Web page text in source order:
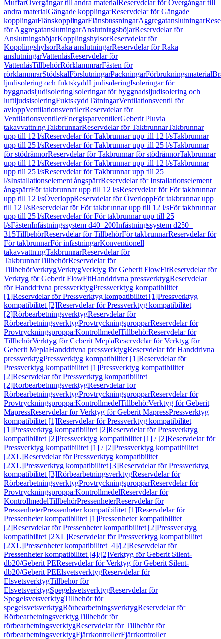
MuffarÖvergångar till andra materialReservdelar för Övergångar till
andra materialGängade kopplingarReservdelar för Gängade
kopplingarFlänskopplingarFlänsbussningarAggregatanslutningar
för AggregatanslutningarAnslutningsböjarReservdelar för
AnslutningsböjarKopplingshylsorReservdelar för
KopplingshylsorRaka anslutningarReservdelar för Raka
anslutningarVattenlåsReservdelar för
VattenlåsTillbehörRörklammrarFästen för
rörklammrarStödskalFörslutningarPackningarFörbrukningsmaterial
ljudisolering och fuktskyddLjudisoleringIsoleringar för
byggnadsljudisoleringIsoleringar för byggnadsljudisolering och
luftljudsisoleringFuktskyddTätningarVentilationsventil för
avloppVentilationsventilerReservdelar för
VentilationsventilerEnergisparventilerGeberit Pluvia
takavvattningTakbrunnarReservdelar för TakbrunnarTakbrunnar
upp till 12 l/sReservdelar för Takbrunnar upp till 12 l/sTakbrunnar
upp till 25 l/sReservdelar för Takbrunnar upp till 25 l/sTakbrunnar
för stödrännorReservdelar för Takbrunnar för stödrännorTakbrunnar
upp till 12 l/sReservdelar för Takbrunnar upp till 12 l/sTakbrunnar
upp till 25 l/sReservdelar för Takbrunnar upp till 25
l/sInstallationselement ångspärrReservdelar för Installationselement
ångspärrFör takbrunnar upp till 12 l/sReservdelar för För takbrunnar
upp till 12 l/sÖverloppReservdelar för ÖverloppFör takbrunnar upp
till 12 l/sReservdelar för För takbrunnar upp till 12 l/sFör takbrunnar
upp till 25 l/sReservdelar för För takbrunnar upp till 25
l/sFästenInfästningssystem d40–200Infästningssystem d250–
315TillbehörReservdelar för TillbehörFör takbrunnarReservdelar för
För takbrunnarFör infästningarKonventionell
takavvattningTakbrunnarReservdelar för
TakbrunnarTillbehörReservdelar för
TillbehörVerktygVerktygVerktyg för Geberit FlowFitReservdelar för
Verktyg för Geberit FlowFitHanddrivna pressverktygReservdelar
för Handdrivna pressverktygPressverktyg kompatibilitet
[1]Reservdelar för Pressverktyg kompatibilitet [1]Pressverktyg
kompatibilitet [2]Reservdelar för Pressverktyg kompatibilitet
[2]RörbearbetningsverktygReservdelar för
RörbearbetningsverktygProvtryckningspropparReservdelar för
ProvtryckningspropparKontrollmedelTillbehörReservdelar för
TillbehörVerktyg för Geberit MeplaReservdelar för Verktyg för
Geberit MeplaHanddrivna pressverktygReservdelar för Handdrivna
pressverktygPressverktyg kompatibilitet [1]Reservdelar för
Pressverktyg kompatibilitet [1]Pressverktyg kompatibilitet
[2]Reservdelar för Pressverktyg kompatibilitet
[2]RörbearbetningsverktygReservdelar för
RörbearbetningsverktygProvtryckningspropparReservdelar för
ProvtryckningspropparKontrollmedelTillbehörVerktyg för Geberit
MapressReservdelar för Verktyg för Geberit MapressPressverktyg
kompatibilitet [1]Reservdelar för Pressverktyg kompatibilitet
[1]Pressverktyg kompatibilitet [2]Reservdelar för Pressverktyg
kompatibilitet [2]Pressverktyg kompatibilitet [1] / [2]Reservdelar för
Pressverktyg kompatibilitet [1] / [2]Pressverktyg kompatibilitet
[2XL]Reservdelar för Pressverktyg kompatibilitet
[2XL]Pressverktyg kompatibilitet [3]Reservdelar för Pressverktyg
kompatibilitet [3]RörbearbetningsverktygReservdelar för
RörbearbetningsverktygProvtryckningspropparReservdelar för
ProvtryckningspropparKontrollmedelReservdelar för
KontrollmedelTillbehörPressenheterReservdelar för
PressenheterPressenheter kompatibilitet [1]Reservdelar för
Pressenheter kompatibilitet [1]Pressenheter kompatibilitet
[2]Reservdelar för Pressenheter kompatibilitet [2]Pressverktyg
kompatibilitet [2XL]Reservdelar för Pressverktyg kompatibilitet
[2XL]Pressenheter kompatibilitet [4]/[2]Reservdelar för
Pressenheter kompatibilitet [4]/[2]Verktyg för Geberit Silent-
db20/Geberit PEReservdelar för Verktyg för Geberit Silent-
db20/Geberit PEElsvetsverktygReservdelar för
ElsvetsverktygTillbehör för
ElsvetsverktygSpegelsvetsverktygReservdelar för
SpegelsvetsverktygTillbehör för
spegelsvetsverktygRörbearbetningsverktygReservdelar för
RörbearbetningsverktygTillbehör för
rörbearbetningsverktygReservdelar för Tillbehör för
rörbearbetningsverktygFjärrkontrollerFjärrkontroller